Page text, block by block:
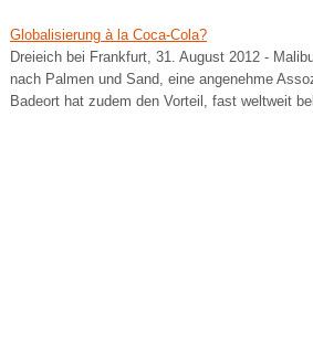
Globalisierung à la Coca-Cola?
Dreieich bei Frankfurt, 31. August 2012 -
nach Palmen und Sand, eine angenehme
Badeort hat zudem den Vorteil, fast weltweit